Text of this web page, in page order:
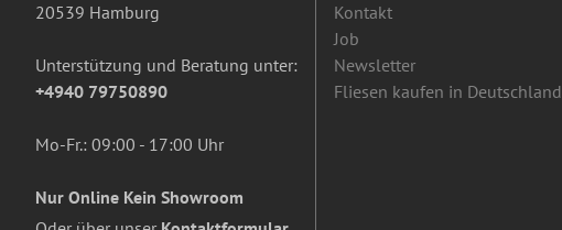
20539 Hamburg
Unterstützung und Beratung unter:
+4940 79750890
Mo-Fr.: 09:00 - 17:00 Uhr
Nur Online Kein Showroom
Kontakt
Job
Newsletter
Fliesen kaufen in Deutschland